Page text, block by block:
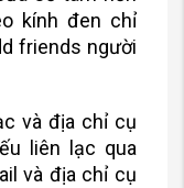
kính đen chỉ
friends người
và địa chỉ cụ
liên lạc qua
và địa chỉ cụ